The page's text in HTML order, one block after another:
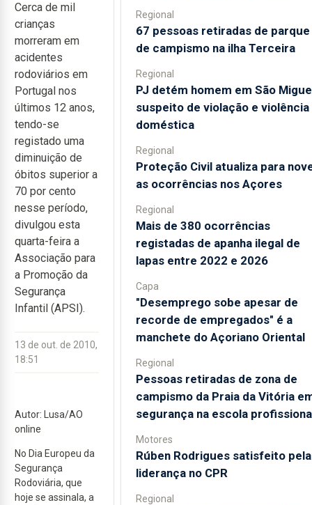
Cerca de mil
crianças
morreram em
acidentes
rodoviários em
Portugal nos
últimos 12 anos,
tendo-se
registado uma
diminuição de
óbitos superior a
70 por cento
nesse período,
divulgou esta
quarta-feira a
Associação para
a Promoção da
Segurança
Infantil (APSI).
13 de out. de 2010,
18:51
Autor: Lusa/AO
online
No Dia Europeu da
Segurança
Rodoviária, que
hoje se assinala, a
Regional
67 pessoas retiradas de parque
de campismo na ilha Terceira
Regional
PJ detém homem em São
suspeito de violação e violência
doméstica
Regional
Proteção Civil atualiza para
as ocorrências nos Açores
Regional
Mais de 380 ocorrências
registadas de apanha ilegal de
lapas entre 2022 e 2026
Capa
"Desemprego sobe apesar de
recorde de empregados" é a
manchete do Açoriano Oriental
Regional
Pessoas retiradas de zona de
campismo da Praia da Vitória
segurança na escola
Motores
Rúben Rodrigues satisfeito pela
liderança no CPR
Regional